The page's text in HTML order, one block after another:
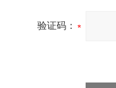
验证码：